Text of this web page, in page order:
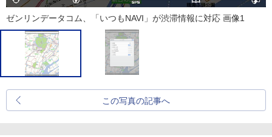
ゼンリンデータコム、「いつもNAVI」が渋滞情報に対応 画像1
この写真の記事へ